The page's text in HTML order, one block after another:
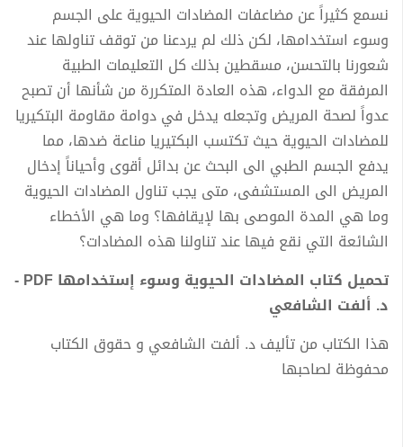
نسمع كثيراً عن مضاعفات المضادات الحيوية على الجسم
وسوء استخدامها، لكن ذلك لم يردعنا من توقف تناولها عند
شعورنا بالتحسن، مسقطين بذلك كل التعليمات الطبية
المرفقة مع الدواء، هذه العادة المتكررة من شأنها أن تصبح
عدواً لصحة المريض وتجعله يدخل في دوامة مقاومة البتكيريا
للمضادات الحيوية حيث تكتسب البكتيريا مناعة ضدها، مما
يدفع الجسم الطبي الى البحث عن بدائل أقوى وأحياناً إدخال
المريض الى المستشفى، متى يجب تناول المضادات الحيوية
وما هي المدة الموصى بها لإيقافها؟ وما هي الأخطاء
الشائعة التي نقع فيها عند تناولنا هذه المضادات؟
تحميل كتاب المضادات الحيوية وسوء إستخدامها PDF -
د. ألفت الشافعي
هذا الكتاب من تأليف د. ألفت الشافعي و حقوق الكتاب
محفوظة لصاحبها